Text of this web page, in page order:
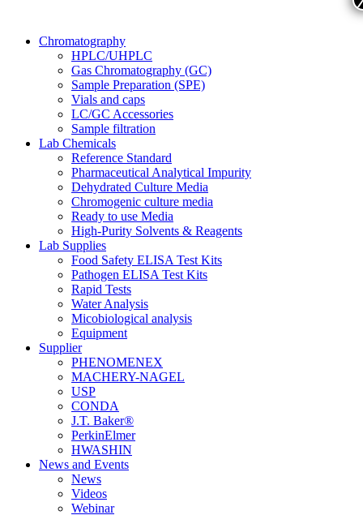
Chromatography
HPLC/UHPLC
Gas Chromatography (GC)
Sample Preparation (SPE)
Vials and caps
LC/GC Accessories
Sample filtration
Lab Chemicals
Reference Standard
Pharmaceutical Analytical Impurity
Dehydrated Culture Media
Chromogenic culture media
Ready to use Media
High-Purity Solvents & Reagents
Lab Supplies
Food Safety ELISA Test Kits
Pathogen ELISA Test Kits
Rapid Tests
Water Analysis
Micobiological analysis
Equipment
Supplier
PHENOMENEX
MACHERY-NAGEL
USP
CONDA
J.T. Baker®
PerkinElmer
HWASHIN
News and Events
News
Videos
Webinar